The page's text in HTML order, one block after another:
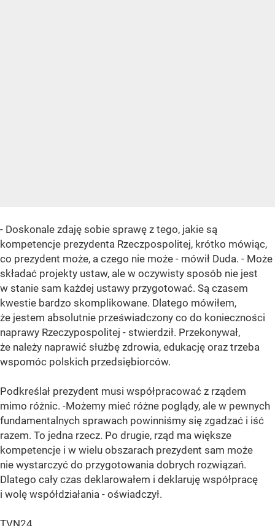
- Doskonale zdaję sobie sprawę z tego, jakie są
kompetencje prezydenta Rzeczpospolitej, krótko mówiąc,
co prezydent może, a czego nie może - mówił Duda. - Może
składać projekty ustaw, ale w oczywisty sposób nie jest
w stanie sam każdej ustawy przygotować. Są czasem
kwestie bardzo skomplikowane. Dlatego mówiłem,
że jestem absolutnie przeświadczony co do konieczności
naprawy Rzeczypospolitej - stwierdził. Przekonywał,
że należy naprawić służbę zdrowia, edukację oraz trzeba
wspomóc polskich przedsiębiorców.
Podkreślał prezydent musi współpracować z rządem
mimo różnic. -Możemy mieć różne poglądy, ale w pewnych
fundamentalnych sprawach powinniśmy się zgadzać i iść
razem. To jedna rzecz. Po drugie, rząd ma większe
kompetencje i w wielu obszarach prezydent sam może
nie wystarczyć do przygotowania dobrych rozwiązań.
Dlatego cały czas deklarowałem i deklaruję współpracę
i wolę współdziałania - oświadczył.
TVN24